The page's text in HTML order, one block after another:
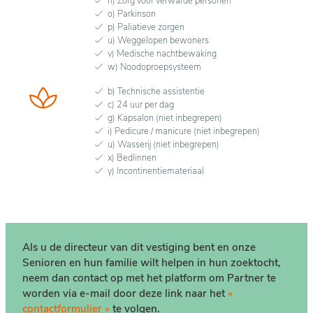
waardoor elke dag een verrijkende ervaring wordt.
o) Parkinson
p) Paliatieve zorgen
u) Weggelopen bewoners
v) Medische nachtbewaking
w) Noodoproepsysteem
b) Technische assistentie
c) 24 uur per dag
g) Kapsalon (niet inbegrepen)
i) Pedicure / manicure (niet inbegrepen)
u) Wasserij (niet inbegrepen)
x) Bedlinnen
y) Incontinentiemateriaal
Als u de directeur van dit vestiging bent en onze
Senioren en hun familie wilt helpen in hun zoektocht,
neem dan contact op met het platform om Partner te
worden via e-mail door deze link naar het «
contactformulier » te volgen.